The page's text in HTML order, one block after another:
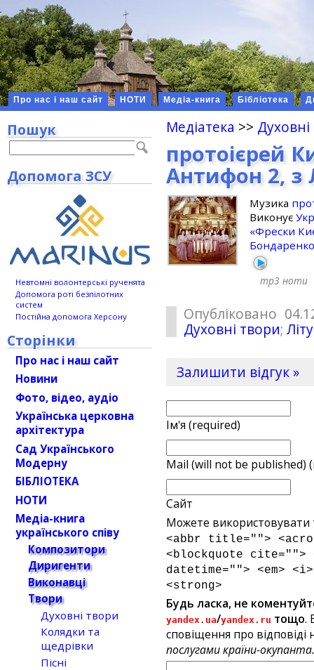
Про нас і наш сайт НОТИ Медіа-книга Бібліотека
Медіатека >>
протоієрей
Антифон 2, з
Музика
Виконує
«Фрески
mp3 ноти
Опубліковано
Духовні твори;
Залишити відгук »
Ім'я (required)
Mail (will not be published)
Сайт
Можете використовувати
<abbr title="">
<blockquote cite="">
datetime=""> <em>
<strong>
Будь ласка, не
yandex.ua/yandex.ru тощо.
сповіщення про відповіді
послугами країни-
Пошук
Допомога ЗСУ
Невтомні волонтерські рученята
Допомога роті безпілотних
систем
Постійна допомога Херсону
Сторінки
Про нас і наш сайт
Новини
Фото, відео, аудіо
Українська церковна
архітектура
Сад Українського
Модерну
БІБЛІОТЕКА
НОТИ
Медіа-книга
українського співу
Композитори
Диригенти
Виконавці
Твори
Духовні твори
Колядки та
щедрівки
Пісні